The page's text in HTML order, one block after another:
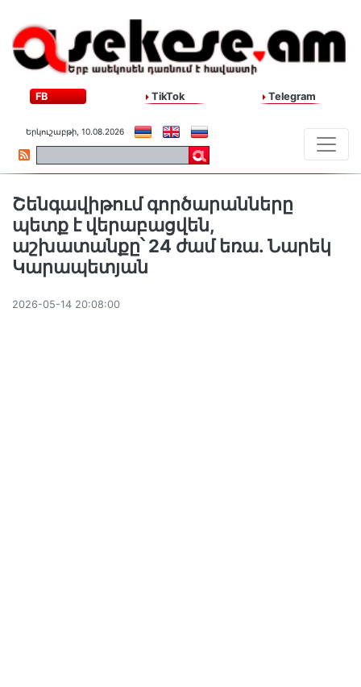
FB TikTok Telegram
Երկուշաբթի, 10.08.2026
Շենգավիթում գործարանները
պետք է վերաբացվեն,
աշխատանքը՝ 24 ժամ եռա. Նարեկ
Կարապետյան
2026-05-14 20:08:00